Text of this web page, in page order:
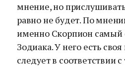
мнение, но
равно не будет. По
именно Скорпион самый
Зодиака. У него есть
следует в соответствии